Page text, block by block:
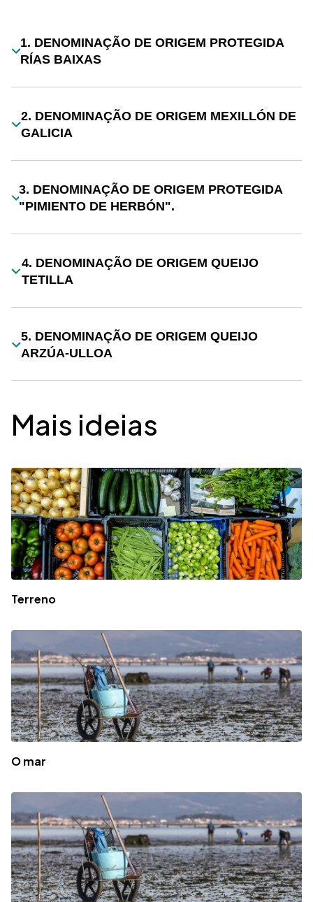
Título
1. DENOMINAÇÃO DE ORIGEM PROTEGIDA
RÍAS BAIXAS
Título
2. DENOMINAÇÃO DE ORIGEM MEXILLÓN DE
GALICIA
Título
3. DENOMINAÇÃO DE ORIGEM PROTEGIDA
"PIMIENTO DE HERBÓN".
Título
4. DENOMINAÇÃO DE ORIGEM QUEIJO
TETILLA
Título
5. DENOMINAÇÃO DE ORIGEM QUEIJO
ARZÚA-ULLOA
Mais ideias
Terreno
O mar